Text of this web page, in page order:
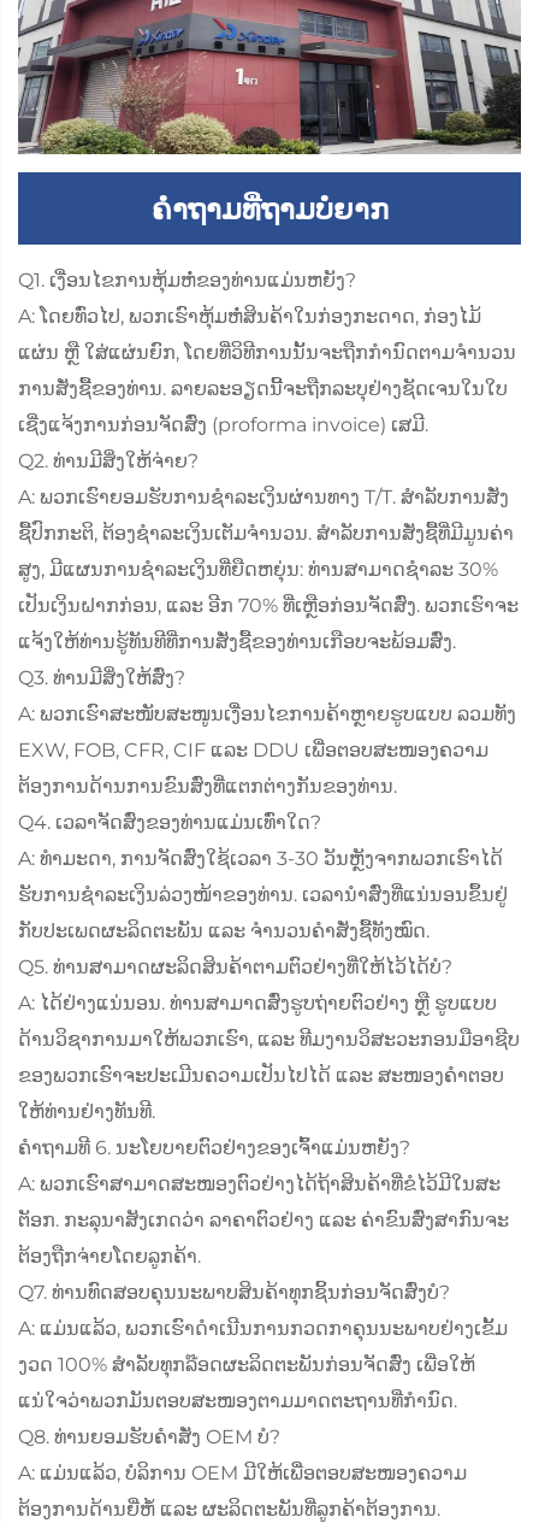
ຄຳຖາມທີ່ຖາມບໍ່ຍາກ
Q1. ເງື່ອນໄຂການຫຸ້ມຫໍ່ຂອງທ່ານແມ່ນຫຍັງ?
A: ໂດຍທົ່ວໄປ, ພວກເຮົາຫຸ້ມຫໍ່ສິນຄ້າໃນກ່ອງກະດາດ, ກ່ອງໄມ້
ແຜ່ນ ຫຼື ໃສ່ແຜ່ນຍົກ, ໂດຍທີ່ວິທີການນັ້ນຈະຖືກກຳນົດຕາມຈຳນວນ
ການສັ່ງຊື້ຂອງທ່ານ. ລາຍລະອຽດນີ້ຈະຖືກລະບຸຢ່າງຊັດເຈນໃນໃບ
ເຊີ່ງແຈ້ງການກ່ອນຈັດສົ່ງ (proforma invoice) ເສມີ.
Q2. ທ່ານມີສິ່ງໃຫ້ຈ່າຍ?
A: ພວກເຮົາຍອມຮັບການຊຳລະເງິນຜ່ານທາງ T/T. ສຳລັບການສັ່ງ
ຊື້ປົກກະຕິ, ຕ້ອງຊຳລະເງິນເຕັມຈຳນວນ. ສຳລັບການສັ່ງຊື້ທີ່ມີມູນຄ່າ
ສູງ, ມີແຜນການຊຳລະເງິນທີ່ຍືດຫຍຸ່ນ: ທ່ານສາມາດຊຳລະ 30%
ເປັນເງິນຝາກກ່ອນ, ແລະ ອີກ 70% ທີ່ເຫຼືອກ່ອນຈັດສົ່ງ. ພວກເຮົາຈະ
ແຈ້ງໃຫ້ທ່ານຮູ້ທັນທີທີ່ການສັ່ງຊື້ຂອງທ່ານເກືອບຈະພ້ອມສົ່ງ.
Q3. ທ່ານມີສິ່ງໃຫ້ສົ່ງ?
A: ພວກເຮົາສະໜັບສະໜູນເງື່ອນໄຂການຄ້າຫຼາຍຮູບແບບ ລວມທັງ
EXW, FOB, CFR, CIF ແລະ DDU ເພື່ອຕອບສະໜອງຄວາມ
ຕ້ອງການດ້ານການຂົນສົ່ງທີ່ແຕກຕ່າງກັນຂອງທ່ານ.
Q4. ເວລາຈັດສົ່ງຂອງທ່ານແມ່ນເທົ່າໃດ?
A: ທຳມະດາ, ການຈັດສົ່ງໃຊ້ເວລາ 3-30 ວັນຫຼັງຈາກພວກເຮົາໄດ້
ຮັບການຊຳລະເງິນລ່ວງໜ້າຂອງທ່ານ. ເວລານຳສົ່ງທີ່ແນ່ນອນຂຶ້ນຢູ່
ກັບປະເພດຜະລິດຕະພັນ ແລະ ຈຳນວນຄຳສັ່ງຊື້ທັງໝົດ.
Q5. ທ່ານສາມາດຜະລິດສິນຄ້າຕາມຕົວຢ່າງທີ່ໃຫ້ໄວ້ໄດ້ບໍ?
A: ໄດ້ຢ່າງແນ່ນອນ. ທ່ານສາມາດສົ່ງຮູບຖ່າຍຕົວຢ່າງ ຫຼື ຮູບແບບ
ດ້ານວິຊາການມາໃຫ້ພວກເຮົາ, ແລະ ທີມງານວິສະວະກອນມືອາຊີບ
ຂອງພວກເຮົາຈະປະເມີນຄວາມເປັນໄປໄດ້ ແລະ ສະໜອງຄຳຕອບ
ໃຫ້ທ່ານຢ່າງທັນທີ.
ຄໍາຖາມທີ 6. ນະໂຍບາຍຕົວຢ່າງຂອງເຈົ້າແມ່ນຫຍັງ?
A: ພວກເຮົາສາມາດສະໜອງຕົວຢ່າງໄດ້ຖ້າສິນຄ້າທີ່ຂໍໄວ້ມີໃນສະ
ຕັອກ. ກະລຸນາສັງເກດວ່າ ລາຄາຕົວຢ່າງ ແລະ ຄ່າຂົນສົ່ງສາກົນຈະ
ຕ້ອງຖືກຈ່າຍໂດຍລູກຄ້າ.
Q7. ທ່ານທົດສອບຄຸນນະພາບສິນຄ້າທຸກຊິ້ນກ່ອນຈັດສົ່ງບໍ?
A: ແມ່ນແລ້ວ, ພວກເຮົາດຳເນີນການກວດກາຄຸນນະພາບຢ່າງເຂັ້ມ
ງວດ 100% ສຳລັບທຸກລ໊ອດຜະລິດຕະພັນກ່ອນຈັດສົ່ງ ເພື່ອໃຫ້
ແນ່ໃຈວ່າພວກມັນຕອບສະໜອງຕາມມາດຕະຖານທີ່ກຳນົດ.
Q8. ທ່ານຍອມຮັບຄຳສັ່ງ OEM ບໍ?
A: ແມ່ນແລ້ວ, ບໍລິການ OEM ມີໃຫ້ເພື່ອຕອບສະໜອງຄວາມ
ຕ້ອງການດ້ານຍີ່ຫໍ້ ແລະ ຜະລິດຕະພັນທີ່ລູກຄ້າຕ້ອງການ.